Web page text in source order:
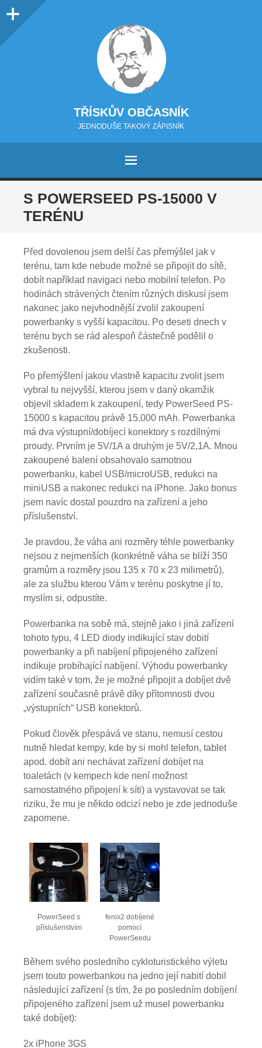
Sidebar
TŘÍSKŮV OBČASNÍK
JEDNODUŠE TAKOVÝ ZÁPISNÍK
PŘEJÍT NA OBSAH
S POWERSEED PS-15000 V
TERÉNU
Před dovolenou jsem delší čas přemýšlel jak v
terénu, tam kde nebude možné se připojit do sítě,
dobít například navigaci nebo mobilní telefon. Po
hodinách strávených čtením různých diskusí jsem
nakonec jako nejvhodnější zvolil zakoupení
powerbanky s vyšší kapacitou. Po deseti dnech v
terénu bych se rád alespoň částečně podělil o
zkušenosti.
Po přemýšlení jakou vlastně kapacitu zvolit jsem
vybral tu nejvyšší, kterou jsem v daný okamžik
objevil skladem k zakoupení, tedy PowerSeed PS-
15000 s kapacitou právě 15.000 mAh. Powerbanka
má dva výstupní/dobíjecí konektory s rozdílnými
proudy. Prvním je 5V/1A a druhým je 5V/2,1A. Mnou
zakoupené balení obsahovalo samotnou
powerbanku, kabel USB/microUSB, redukci na
miniUSB a nakonec redukci na iPhone. Jako bonus
jsem navíc dostal pouzdro na zařízení a jeho
příslušenství.
Je pravdou, že váha ani rozměry téhle powerbanky
nejsou z nejmenších (konkrétně váha se blíží 350
gramům a rozměry jsou 135 x 70 x 23 milimetrů),
ale za službu kterou Vám v terénu poskytne jí to,
myslím si, odpustíte.
Powerbanka na sobě má, stejně jako i jiná zařízení
tohoto typu, 4 LED diody indikující stav dobití
powerbanky a při nabíjení připojeného zařízení
indikuje probíhající nabíjení. Výhodu powerbanky
vidím také v tom, že je možné připojit a dobíjet dvě
zařízení současně právě díky přítomnosti dvou
„výstupních“ USB konektorů.
Pokud člověk přespává ve stanu, nemusí cestou
nutně hledat kempy, kde by si mohl telefon, tablet
apod. dobít ani nechávat zařízení dobíjet na
toaletách (v kempech kde není možnost
samostatného připojení k síti) a vystavovat se tak
riziku, že mu je někdo odcizí nebo je zde jednoduše
zapomene.
PowerSeed s
příslušenstvím
fenix2 dobíjené
pomocí
PowerSeedu
Během svého posledního cykloturistického výletu
jsem touto powerbankou na jedno její nabití dobil
následující zařízení (s tím, že po posledním dobíjení
připojeného zařízení jsem už musel powerbanku
také dobíjet):
2x iPhone 3GS